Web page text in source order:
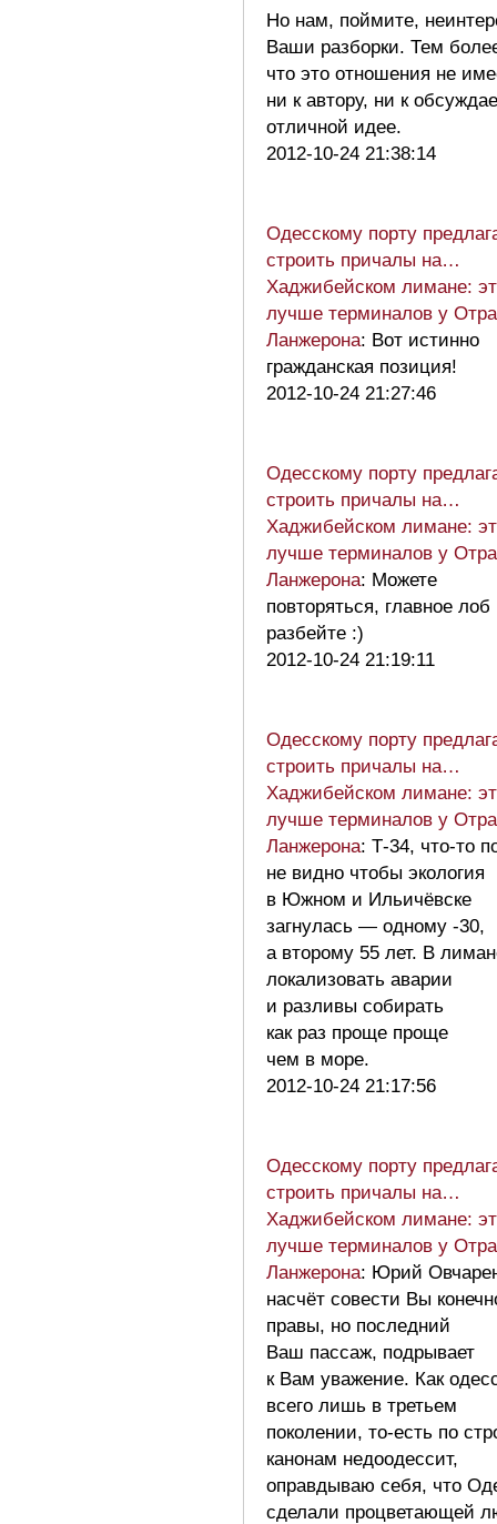
Но нам, поймите,
Ваши разборки. Тем
что это отношения не
ни к автору, ни к
отличной идее.
2012-10-24 21:38:14
Одесскому порту
строить причалы на…
Хаджибейском лимане:
лучше терминалов у
Ланжерона: Вот истинно
гражданская позиция!
2012-10-24 21:27:46
Одесскому порту
строить причалы на…
Хаджибейском лимане:
лучше терминалов у
Ланжерона: Можете
повторяться, главное лоб
разбейте :)
2012-10-24 21:19:11
Одесскому порту
строить причалы на…
Хаджибейском лимане:
лучше терминалов у
Ланжерона: Т-34, что-то
не видно чтобы экология
в Южном и Ильичёвске
загнулась — одному -30,
а второму 55 лет. В
локализовать аварии
и разливы собирать
как раз проще проще
чем в море.
2012-10-24 21:17:56
Одесскому порту
строить причалы на…
Хаджибейском лимане:
лучше терминалов у
Ланжерона: Юрий
насчёт совести Вы
правы, но последний
Ваш пассаж, подрывает
к Вам уважение. Как
всего лишь в третьем
поколении, то-есть по
канонам недоодессит,
оправдываю себя, что
сделали процветающей